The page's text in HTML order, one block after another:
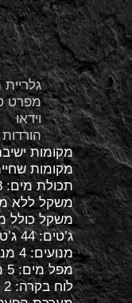
מפרט
וידאו
הורדות
מקומות ישיבה: 1+4
מקומות
תכולת מים: 7,628 ליטר
משקל ללא מים:
משקל כולל מים:
ג’טים: 44 ג’טים נירוסטה מתכווננים + 4 ג’טים לשחייה נגד הזרם FLOW STRAM JTES
מנועים: 4 מנועים של BHP 4.8 שתי מהירויות.
מפל מים: 5 מפלי מים מוארים ונשלטים.
לוח בקרה: 2 לוחות נפרדים MASTER CONTROL לוח בקרה מתקדם.